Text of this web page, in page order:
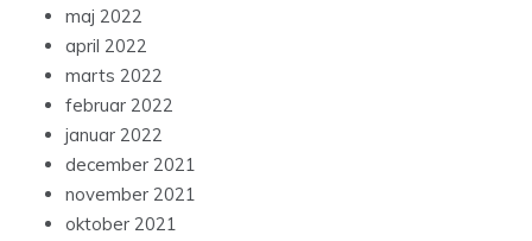
maj 2022
april 2022
marts 2022
februar 2022
januar 2022
december 2021
november 2021
oktober 2021